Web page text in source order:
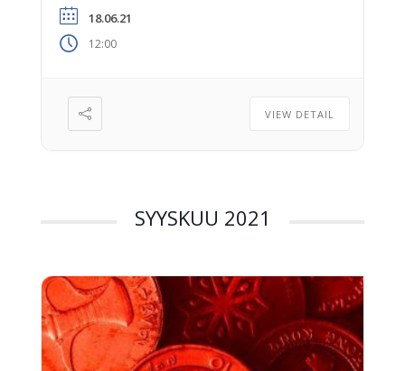
kokouspaikasta ja päivän agendasta
lähetetään ilmoittautuneille sähköpostitse.
18.06.21
12:00
VIEW DETAIL
SYYSKUU 2021